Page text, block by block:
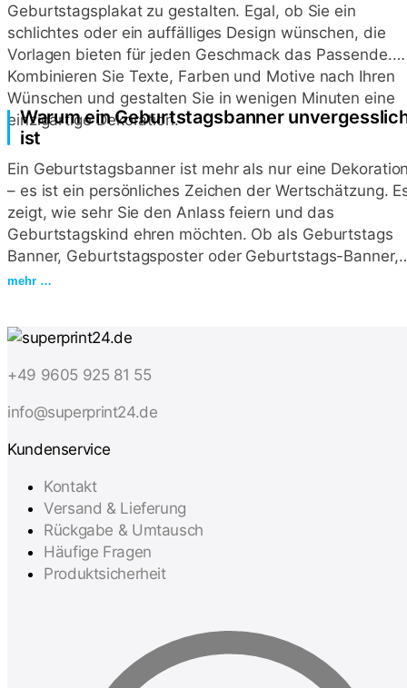
Geburtstagsplakat zu gestalten. Egal, ob Sie ein
schlichtes oder ein auffälliges Design wünschen, die
Vorlagen bieten für jeden Geschmack das Passende.
Kombinieren Sie Texte, Farben und Motive nach Ihren
Wünschen und gestalten Sie in wenigen Minuten eine
einzigartige Dekoration.
Warum ein Geburtstagsbanner
ist
Ein Geburtstagsbanner ist mehr als nur eine
– es ist ein persönliches Zeichen der Wertschätzung.
zeigt, wie sehr Sie den Anlass feiern und das
Geburtstagskind ehren möchten. Ob als Geburtstags
Banner, Geburtstagsposter oder Geburtstags-Banner,
die Möglichkeiten sind vielfältig. Mit unseren
begeistert und den Tag unvergesslich macht.
mehr …
+49 9605 925 81 55
info@superprint24.de
Kundenservice
Kontakt
Versand & Lieferung
Rückgabe & Umtausch
Häufige Fragen
Produktsicherheit